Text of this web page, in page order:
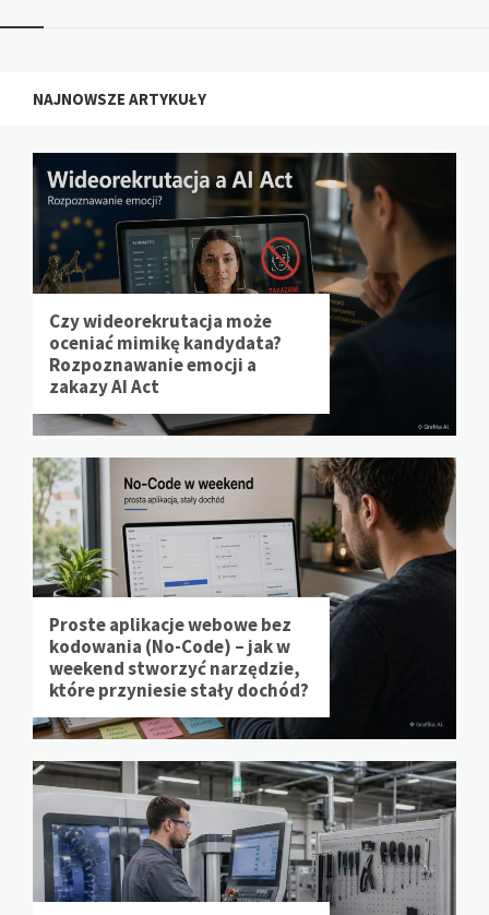
NAJNOWSZE ARTYKUŁY
Czy wideorekrutacja może
oceniać mimikę kandydata?
Rozpoznawanie emocji a
zakazy AI Act
Proste aplikacje webowe bez
kodowania (No-Code) – jak w
weekend stworzyć narzędzie,
które przyniesie stały dochód?